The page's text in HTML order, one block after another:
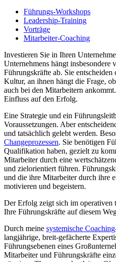
Führungs-Workshops
Leadership-Training
Vorträge
Mitarbeiter-Coaching
Investieren Sie in Ihren
Unternehmens hängt insbesondere
Führungskräfte ab. Sie
Kultur, an ihnen hängt die Frage,
auch bei den Mitarbeitern
Einfluss auf den Erfolg.
Eine Strategie und ein
Voraussetzungen. Aber
und tatsächlich gelebt werden.
Changeprozessen. Sie benötigen
Qualifikation haben, gezielt zu
Mitarbeiter durch eine
und zielorientiert führen.
und die ihre Mitarbeiter durch ihre
motivieren und begeistern.
Der Erfolg zeigt sich im operativen
Ihre Führungskräfte auf diesem
Durch meine systemische
langjährige, breit-gefächerte
Führungsebenen eines
Mitarbeiter und Führungskräfte